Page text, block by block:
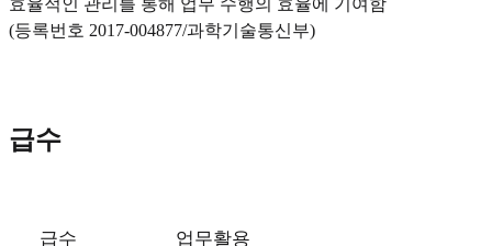
(등록번호 2017-004877/과학기술통신부)
급수
급수 업무활용